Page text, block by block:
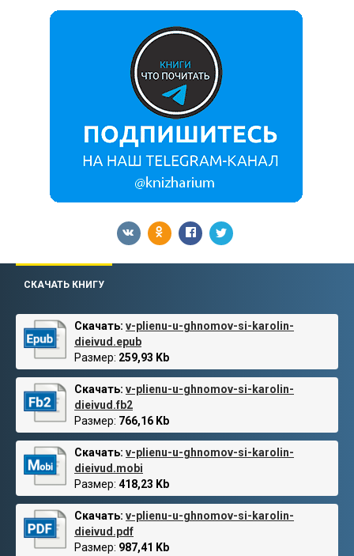
СКАЧАТЬ КНИГУ
Скачать: v-plienu-u-ghnomov-si-karolin-
dieivud.epub
Размер: 259,93 Kb
Скачать: v-plienu-u-ghnomov-si-karolin-
dieivud.fb2
Размер: 766,16 Kb
Скачать: v-plienu-u-ghnomov-si-karolin-
dieivud.mobi
Размер: 418,23 Kb
Скачать: v-plienu-u-ghnomov-si-karolin-
dieivud.pdf
Размер: 987,41 Kb